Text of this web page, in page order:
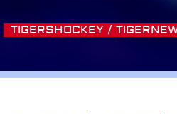
TIGERSHOCKEY /